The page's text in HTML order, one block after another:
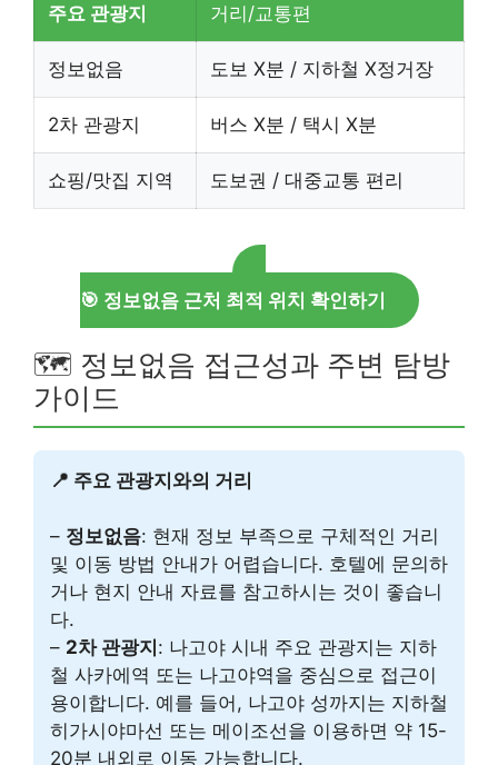
주요 관광지 거리/교통편
정보없음 도보 X분 / 지하철 X정거장
2차 관광지 버스 X분 / 택시 X분
쇼핑/맛집 지역 도보권 / 대중교통 편리
🎯 정보없음 근처 최적 위치 확인하기
🗺️ 정보없음 접근성과 주변 탐방
가이드
📍 주요 관광지와의 거리
– 정보없음: 현재 정보 부족으로 구체적인 거리
및 이동 방법 안내가 어렵습니다. 호텔에 문의하
거나 현지 안내 자료를 참고하시는 것이 좋습니
다.
– 2차 관광지 : 나고야 시내 주요 관광지는 지하
철 사카에역 또는 나고야역을 중심으로 접근이
용이합니다. 예를 들어, 나고야 성까지는 지하철
히가시야마선 또는 메이조선을 이용하면 약 15-
20분 내외로 이동 가능합니다.